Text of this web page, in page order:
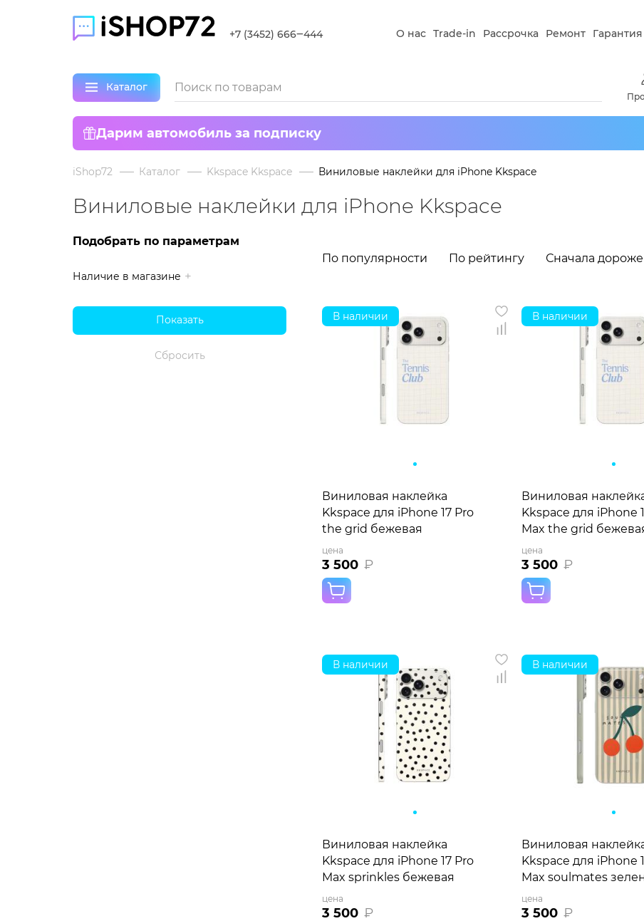
+7 (3452) 666‒444 О нас Trade-in Рассрочка Ремонт Гарантия
Каталог
Дарим автомобиль за подписку
iShop72 Каталог Kkspace Kkspace Виниловые наклейки для iPhone Kkspace
Виниловые наклейки для iPhone Kkspace
Подобрать по параметрам
Наличие в магазине
По популярности По рейтингу Сначала дороже
В наличии
Виниловая наклейка
Kkspace для iPhone 17 Pro
the grid бежевая
цена
3 500 ₽
В наличии
Виниловая
Kkspace для iPhone
Max the grid
цена
3 500 ₽
В наличии
Виниловая наклейка
Kkspace для iPhone 17 Pro
Max sprinkles бежевая
цена
3 500 ₽
В наличии
Виниловая
Kkspace для iPhone
Max soulmates
цена
3 500 ₽